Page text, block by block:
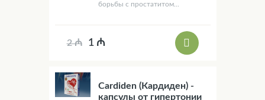
борьбы с простатитом...
2 ₼ 1 ₼
Cardiden (Кардиден) -
капсулы от гипертонии